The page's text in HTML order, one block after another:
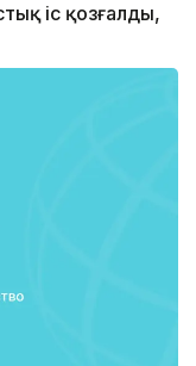
іс қозғалды,